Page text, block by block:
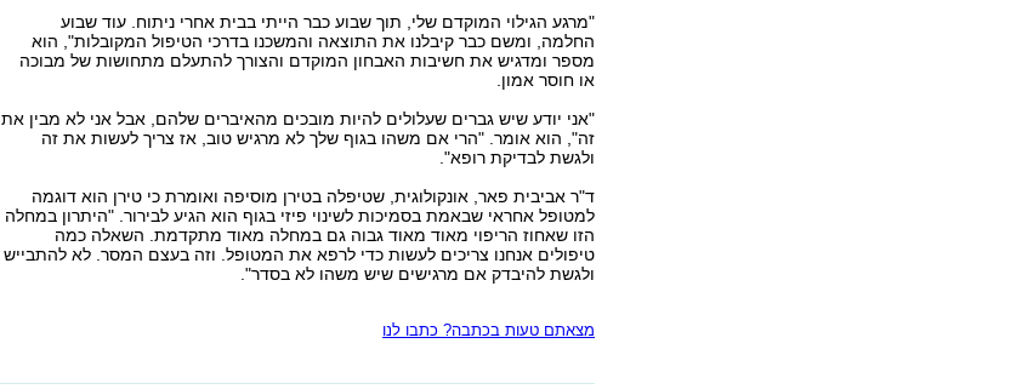
"מרגע הגילוי המוקדם שלי, תוך שבוע כבר הייתי בבית אחרי ניתוח. עוד שבוע
החלמה, ומשם כבר קיבלנו את התוצאה והמשכנו בדרכי הטיפול המקובלות", הוא
מספר ומדגיש את חשיבות האבחון המוקדם והצורך להתעלם מתחושות של מבוכה
או חוסר אמון.
"אני יודע שיש גברים שעלולים להיות מובכים מהאיברים שלהם, אבל אני לא מבין את
זה", הוא אומר. "הרי אם משהו בגוף שלך לא מרגיש טוב, אז צריך לעשות את זה
ולגשת לבדיקת רופא".
ד"ר אביבית פאר, אונקולוגית, שטיפלה בטירן מוסיפה ואומרת כי טירן הוא דוגמה
למטופל אחראי שבאמת בסמיכות לשינוי פיזי בגוף הוא הגיע לבירור. "היתרון במחלה
הזו שאחוז הריפוי מאוד מאוד גבוה גם במחלה מאוד מתקדמת. השאלה כמה
טיפולים אנחנו צריכים לעשות כדי לרפא את המטופל. וזה בעצם המסר. לא להתבייש
ולגשת להיבדק אם מרגישים שיש משהו לא בסדר".
מצאתם טעות בכתבה? כתבו לנו